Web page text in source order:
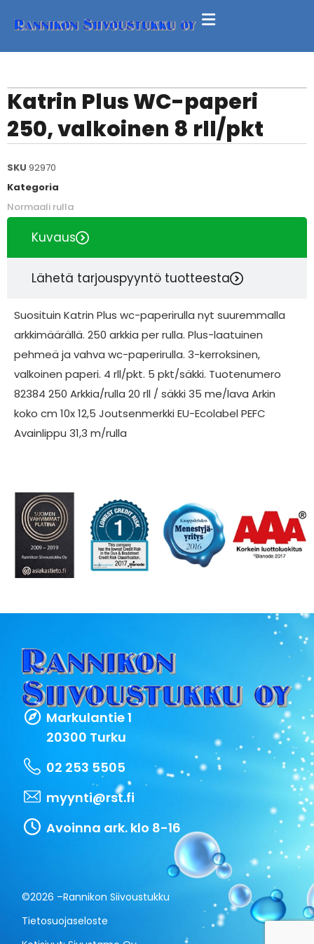
Katrin Plus WC-paperi
250, valkoinen 8 rll/pkt
SKU 92970
Kategoria
Normaali rulla
Kuvaus
Lähetä tarjouspyyntö tuotteesta
Suosituin Katrin Plus wc-paperirulla nyt suuremmalla
arkkimäärällä. 250 arkkia per rulla. Plus-laatuinen
pehmeä ja vahva wc-paperirulla. 3-kerroksinen,
valkoinen paperi. 4 rll/pkt. 5 pkt/säkki. Tuotenumero
82384 250 Arkkia/rulla 20 rll / säkki 35 me/lava Arkin
koko cm 10x 12,5 Joutsenmerkki EU-Ecolabel PEFC
Avainlippu 31,3 m/rulla
Markulantie 1
20300 Turku
02 253 5505
myynti@rst.fi
Avoinna ark. klo 8-16
©2026 –Rannikon Siivoustukku
Tietosuojaseloste